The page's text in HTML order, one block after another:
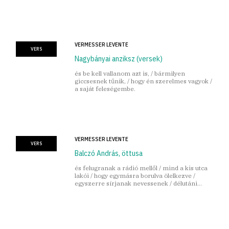
VERS
VERMESSER LEVENTE
Nagybányai anziksz (versek)
és be kell vallanom azt is, / bármilyen
giccsesnek tűnik, / hogy én szerelmes vagyok /
a saját feleségembe.
VERS
VERMESSER LEVENTE
Balczó András, öttusa
és felugranak a rádió mellől / mind a kis utca
lakói / hogy egymásra borulva ölelkezve /
egyszerre sírjanak nevessenek / délutáni